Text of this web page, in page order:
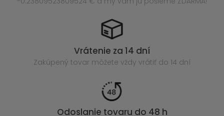
Vrátenie za 14 dní
Zakúpený tovar môžete vždy vrátiť do 14 dní
Odoslanie tovaru do 48 h